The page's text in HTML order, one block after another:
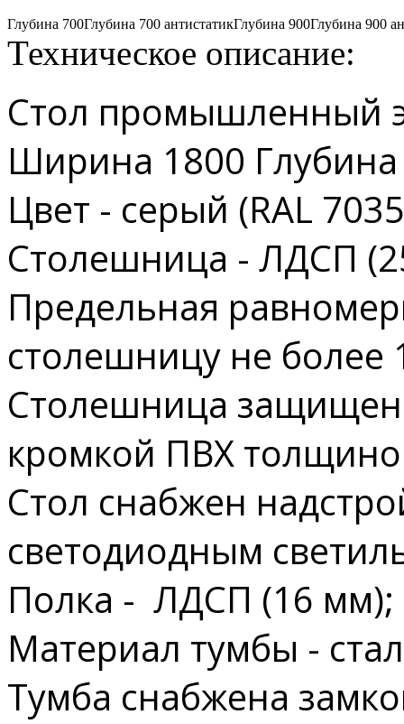
Глубина 700Глубина 700 антистатикГлубина 900Глубина 900
Техническое описание:
Стол промышленный
Ширина 1800
Цвет - серый (RAL
Столешница - ЛДСП
Предельная
столешницу не более
Столешница
кромкой ПВХ
Стол снабжен
светодиодным
Полка - ЛДСП (16 мм);
Материал тумбы -
Тумба снабжена